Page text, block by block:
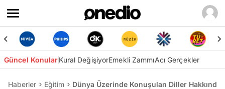
Güncel KonularKural DeğişiyorEmekli ZammıAcı Gerçekler
Haberler Eğitim Dünya Üzerinde Konuşulan Diller